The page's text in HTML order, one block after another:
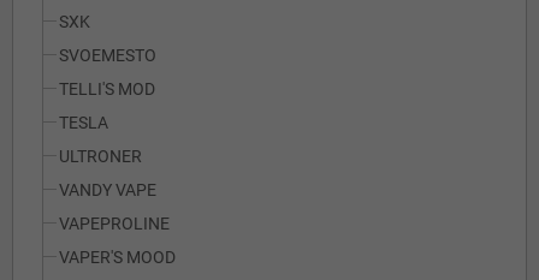
SXK
SVOEMESTO
TELLI'S MOD
TESLA
ULTRONER
VANDY VAPE
VAPEPROLINE
VAPER'S MOOD